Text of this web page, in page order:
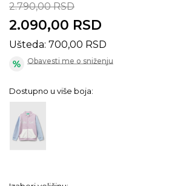
2.790,00 RSD
2.090,00 RSD
Ušteda: 700,00 RSD
Obavesti me o sniženju
Dostupno u više boja: